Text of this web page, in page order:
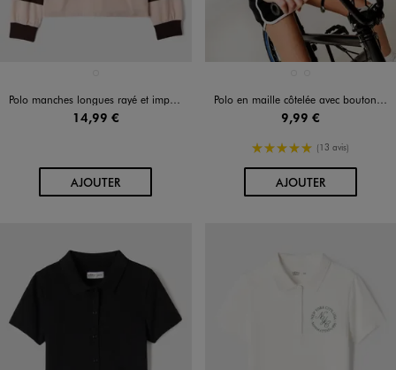
Polo manches longues rayé et imprimé fille
14,99 €
AJOUTERAU PANIER
Polo en maille côtelée avec boutons fantaisie fille
9,99 €
5/5 de moyenne
(13 avis)
AJOUTERAU PANIER